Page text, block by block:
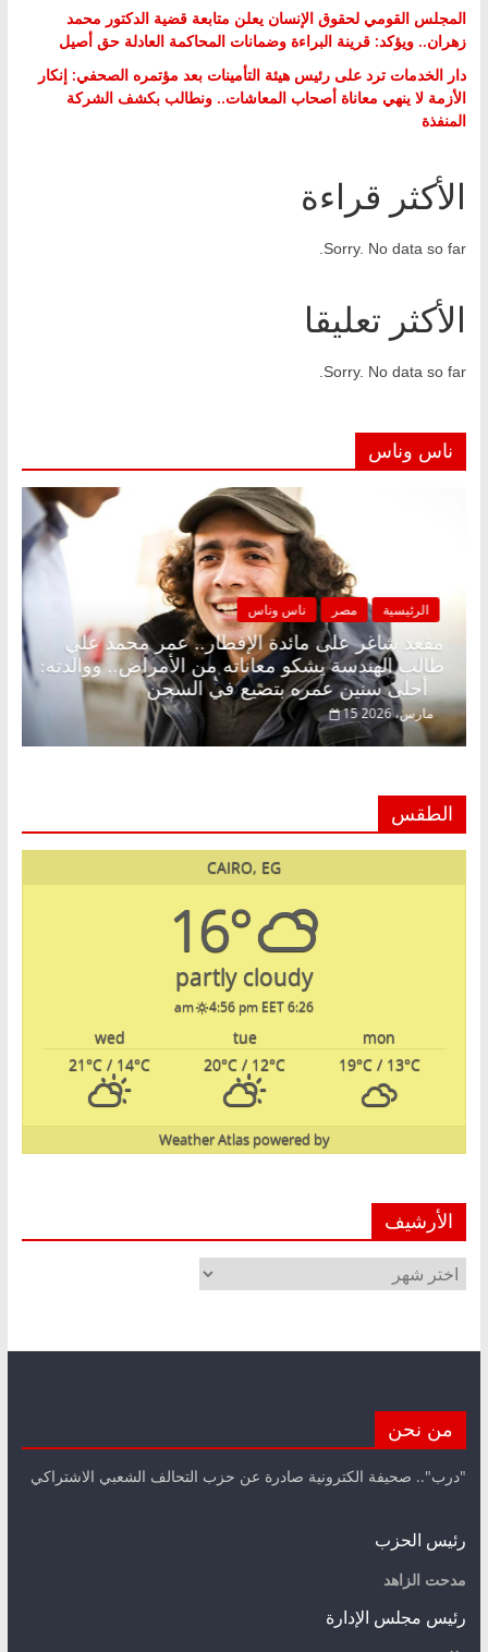
المجلس القومي لحقوق الإنسان يعلن متابعة قضية الدكتور محمد
زهران.. ويؤكد: قرينة البراءة وضمانات المحاكمة العادلة حق أصيل
دار الخدمات ترد على رئيس هيئة التأمينات بعد مؤتمره الصحفي: إنكار
الأزمة لا ينهي معاناة أصحاب المعاشات.. ونطالب بكشف الشركة
المنفذة
الأكثر قراءة
Sorry. No data so far.
الأكثر تعليقا
Sorry. No data so far.
ناس وناس
الرئيسية ناس وناس
مقعد شاغر على مائدة الإفطار.. عمر محمد علي
طالب الهندسة يشكو معاناته من الأمراض.. ووالدته:
أحلى سنين عمره بتضيع في السجن
15 مارس، 2026
الطقس
CAIRO, EG
16°
partly cloudy
6:26 am
4:56 pm EET
mon
tue
wed
19°C/ 13°C
20°C / 12°C
21°C / 14°C
powered by
Weather Atlas
الأرشيف
الأرشيف
من نحن
"درب".. صحيفة الكترونية صادرة عن حزب التحالف الشعبي الاشتراكي
رئيس الحزب
مدحت الزاهد
رئيس مجلس الإدارة